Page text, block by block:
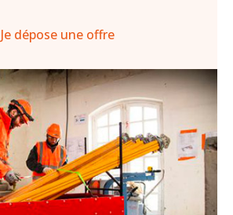
Je dépose une offre